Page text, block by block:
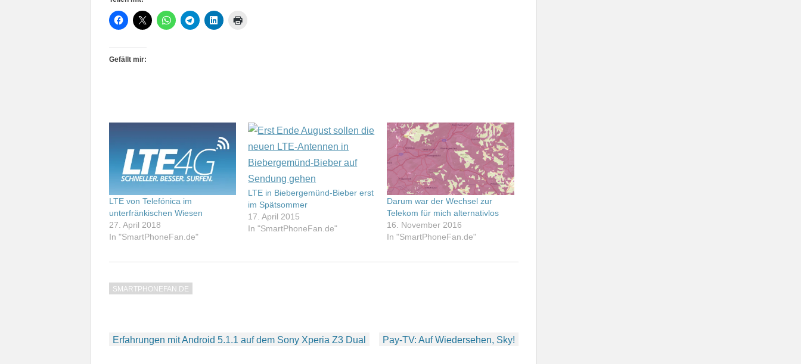
Gefällt mir:
LTE von Telefónica im
unterfränkischen Wiesen
27. April 2018
In "SmartPhoneFan.de"
LTE in Biebergemünd-Bieber erst
im Spätsommer
17. April 2015
In "SmartPhoneFan.de"
Darum war der Wechsel zur
Telekom für mich alternativlos
16. November 2016
In "SmartPhoneFan.de"
SMARTPHONEFAN.DE
Beitragsnavigation
Erfahrungen mit Android 5.1.1 auf dem Sony Xperia Z3 Dual Pay-TV: Auf Wiedersehen, Sky!